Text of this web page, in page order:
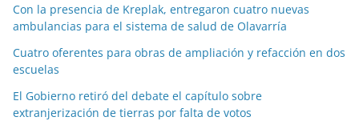
Con la presencia de Kreplak, entregaron cuatro nuevas
ambulancias para el sistema de salud de Olavarría
Cuatro oferentes para obras de ampliación y refacción en dos
escuelas
El Gobierno retiró del debate el capítulo sobre
extranjerización de tierras por falta de votos